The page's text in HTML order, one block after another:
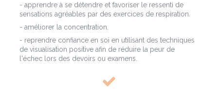
- apprendre à se détendre et favoriser le ressenti de
sensations agréables par des exercices de respiration.
- améliorer la concentration.
- reprendre confiance en soi en utilisant des techniques
de visualisation positive afin de réduire la peur de
l'échec lors des devoirs ou examens.